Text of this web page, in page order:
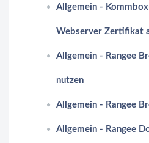
Allgemein -
Webserver Zertifikat
Allgemein - Rangee
nutzen
Allgemein - Rangee
Allgemein - Rangee